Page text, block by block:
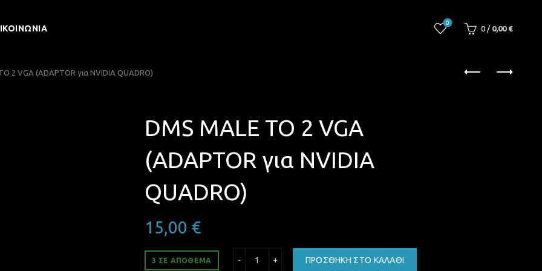
0
0 / 0,00 €
2 VGA (ADAPTOR για NVIDIA QUADRO)
DMS MALE TO 2 VGA
(ADAPTOR για NVIDIA
QUADRO)
15,00 €
3 ΣΕ ΑΠΌΘΕΜΑ ΠΡΟΣΘΉΚΗ ΣΤΟ ΚΑΛΆΘΙ